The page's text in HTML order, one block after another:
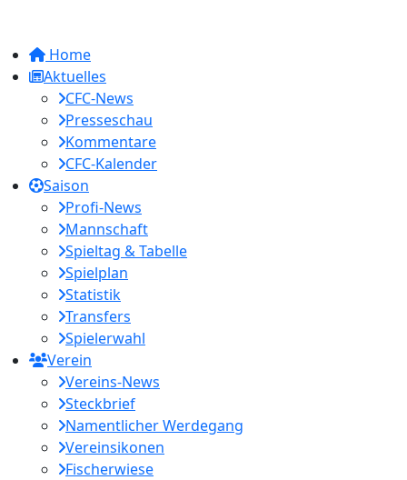
Home
Aktuelles
CFC-News
Presseschau
Kommentare
CFC-Kalender
Saison
Profi-News
Mannschaft
Spieltag & Tabelle
Spielplan
Statistik
Transfers
Spielerwahl
Verein
Vereins-News
Steckbrief
Namentlicher Werdegang
Vereinsikonen
Fischerwiese